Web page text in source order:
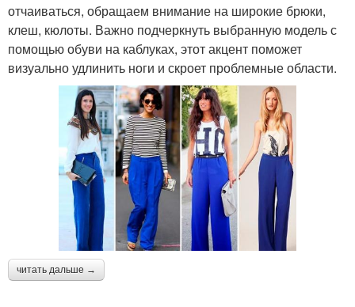
отчаиваться, обращаем внимание на широкие брюки,
клеш, кюлоты. Важно подчеркнуть выбранную модель с
помощью обуви на каблуках, этот акцент поможет
визуально удлинить ноги и скроет проблемные области.
читать дальше →